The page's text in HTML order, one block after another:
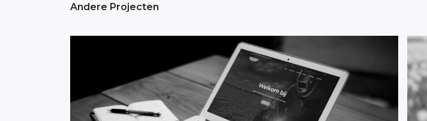
Andere Projecten
HeGro Agri Service B.V.